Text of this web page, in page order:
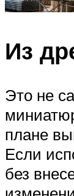
Из
Это не
плане
Если
без